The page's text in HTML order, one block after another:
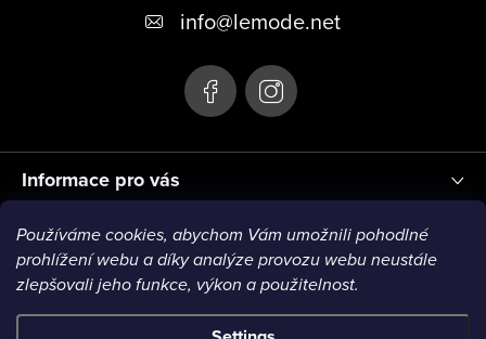
Používáme cookies, abychom Vám umožnili pohodlné
prohlížení webu a díky analýze provozu webu neustále
zlepšovali jeho funkce, výkon a použitelnost.
Informace pro vás
info@lemode.net
Blog